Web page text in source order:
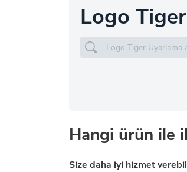
Logo
Hangi ürün ile
Size daha iyi hizmet